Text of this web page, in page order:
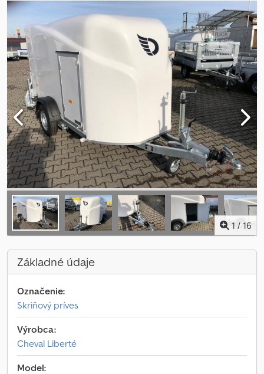
1 / 16
Základné údaje
Označenie:
Skriňový príves
Výrobca:
Cheval Liberté
Model: